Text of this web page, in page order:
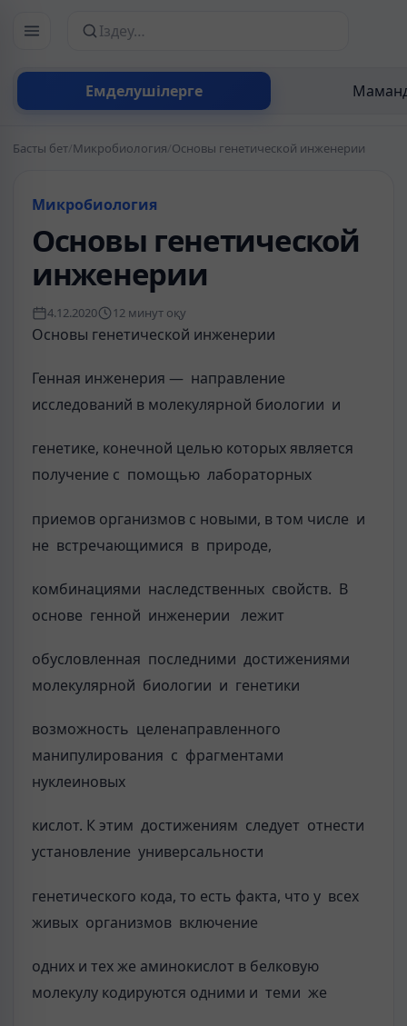
Емделушілерге
Сайттан іздеу
Басты бет/Микробиология/Основы генетической инженерии
Микробиология
Основы генетической
инженерии
4.12.2020 12 минут оқу
Основы генетической инженерии
Генная инженерия — направление
исследований в молекулярной биологии и
генетике, конечной целью которых является
получение с помощью лабораторных
приемов организмов с новыми, в том числе и
не встречающимися в природе,
комбинациями наследственных свойств. В
основе генной инженерии лежит
обусловленная последними достижениями
молекулярной биологии и генетики
возможность целенаправленного
манипулирования с фрагментами
нуклеиновых
кислот. К этим достижениям следует отнести
установление универсальности
генетического кода, то есть факта, что у всех
живых организмов включение
одних и тех же аминокислот в белковую
молекулу кодируются одними и теми же